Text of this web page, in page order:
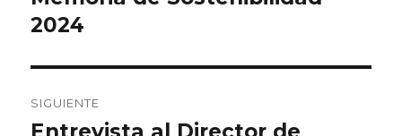
2024
SIGUIENTE
Entrada